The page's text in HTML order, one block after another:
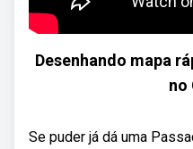
Desenhando mapa
no
Se puder já dá uma